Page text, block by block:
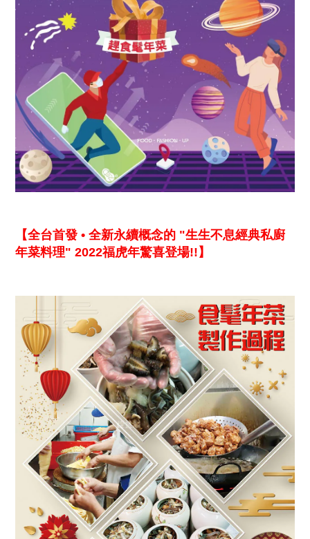
【全台首發 • 全新永續概念的 "生生不息經典私廚
年菜料理" 2022福虎年驚喜登場!! 】